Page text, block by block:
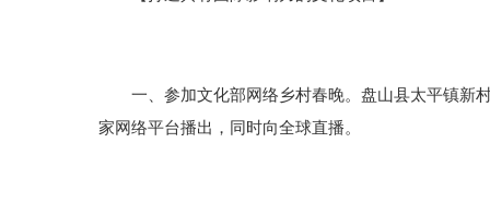
一、参加文化部网络乡村春晚。盘山县太平镇新村
家网络平台播出，同时向全球直播。